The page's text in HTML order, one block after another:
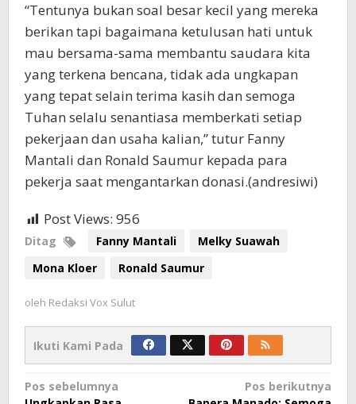
“Tentunya bukan soal besar kecil yang mereka
berikan tapi bagaimana ketulusan hati untuk
mau bersama-sama membantu saudara kita
yang terkena bencana, tidak ada ungkapan
yang tepat selain terima kasih dan semoga
Tuhan selalu senantiasa memberkati setiap
pekerjaan dan usaha kalian,” tutur Fanny
Mantali dan Ronald Saumur kepada para
pekerja saat mengantarkan donasi.(andresiwi)
Post Views: 956
Ditag Fanny Mantali
Melky Suawah
Mona Kloer
Ronald Saumur
oleh Redaksi Vox Sulut
Ikuti Kami Pada
Navigasi
Pos sebelumnya
Pos berikutnya